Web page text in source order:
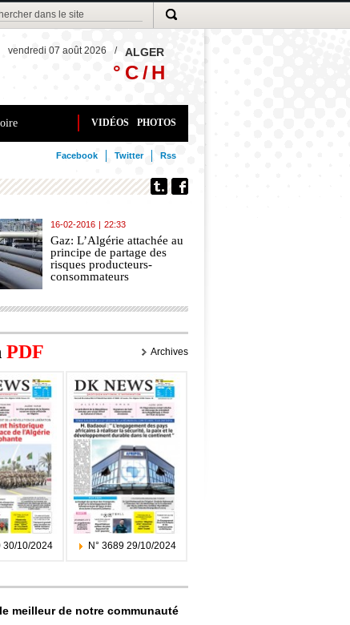
ALGER
/
vendredi 07 août 2026
° C /H
VIDÉOS PHOTOS
Facebook Twitter Rss
16-02-2016 | 22:33
Gaz: L’Algérie attachée au
principe de partage des
risques producteurs-
consommateurs
PDF Archives
30/10/2024 N° 3689 29/10/2024
meilleur de notre communauté